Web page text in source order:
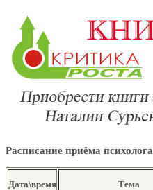
Расписание приёма психолога
Дата\время Тема